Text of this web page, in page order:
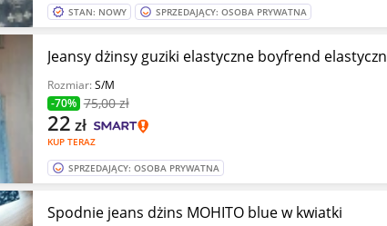
STAN: NOWY SPRZEDAJĄCY: OSOBA PRYWATNA
Jeansy dżinsy guziki elastyczne boyfrend elastyczn
Rozmiar:S/M
-70% 75,00 zł
KUP TERAZ
22 zł
SPRZEDAJĄCY: OSOBA PRYWATNA
Spodnie jeans dżins MOHITO blue w kwiatki